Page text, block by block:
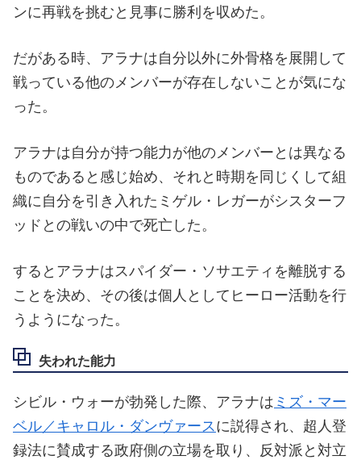
ンに再戦を挑むと見事に勝利を収めた。
だがある時、アラナは自分以外に外骨格を展開して
戦っている他のメンバーが存在しないことが気にな
った。
アラナは自分が持つ能力が他のメンバーとは異なる
ものであると感じ始め、それと時期を同じくして組
織に自分を引き入れたミゲル・レガーがシスターフ
ッドとの戦いの中で死亡した。
するとアラナはスパイダー・ソサエティを離脱する
ことを決め、その後は個人としてヒーロー活動を行
うようになった。
失われた能力
シビル・ウォーが勃発した際、アラナは ミズ・マー
ベル／キャロル・ダンヴァースに説得され、超人登
録法に賛成する政府側の立場を取り、反対派と対立